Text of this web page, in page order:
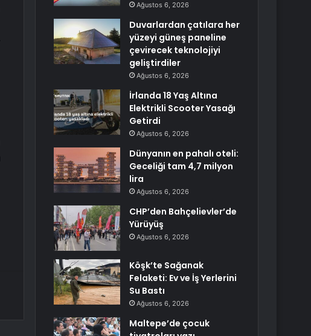
Ağustos 6, 2026
Duvarlardan çatılara her
yüzeyi güneş paneline
çevirecek teknolojiyi
geliştirdiler
Ağustos 6, 2026
İrlanda 18 Yaş Altına
Elektrikli Scooter Yasağı
Getirdi
Ağustos 6, 2026
Dünyanın en pahalı oteli:
Geceliği tam 4,7 milyon
lira
Ağustos 6, 2026
CHP’den Bahçelievler’de
Yürüyüş
Ağustos 6, 2026
Köşk’te Sağanak
Felaketi: Ev ve İş Yerlerini
Su Bastı
Ağustos 6, 2026
Maltepe’de çocuk